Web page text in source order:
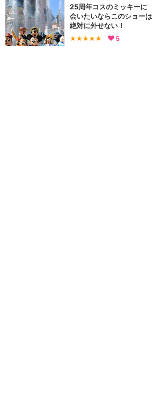
25周年コスのミッキーに
会いたいならこのショーは
絶対に外せない！
★★★★★ 5